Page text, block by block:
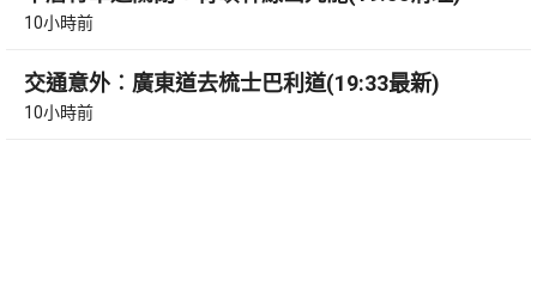
10小時前
交通意外︰廣東道去梳士巴利道(19:33最新)
10小時前